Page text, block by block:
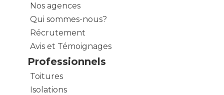
Nos agences
Qui sommes-nous?
Récrutement
Avis et Témoignages
Professionnels
Toitures
Isolations